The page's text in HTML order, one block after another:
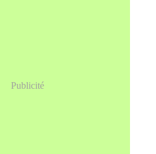
Publicité